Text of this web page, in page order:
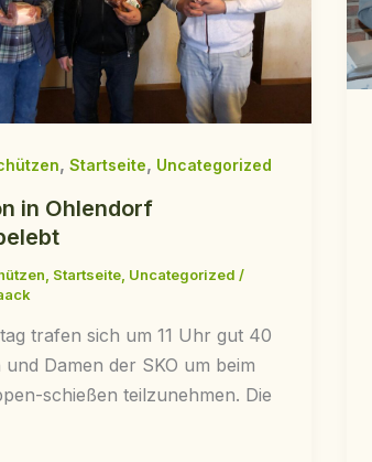
, Startseite, Uncategorized
in Ohlendorf
Startseite Uncategorized /
trafen sich um 11 Uhr gut 40
Damen der SKO um beim
schießen teilzunehmen. Die